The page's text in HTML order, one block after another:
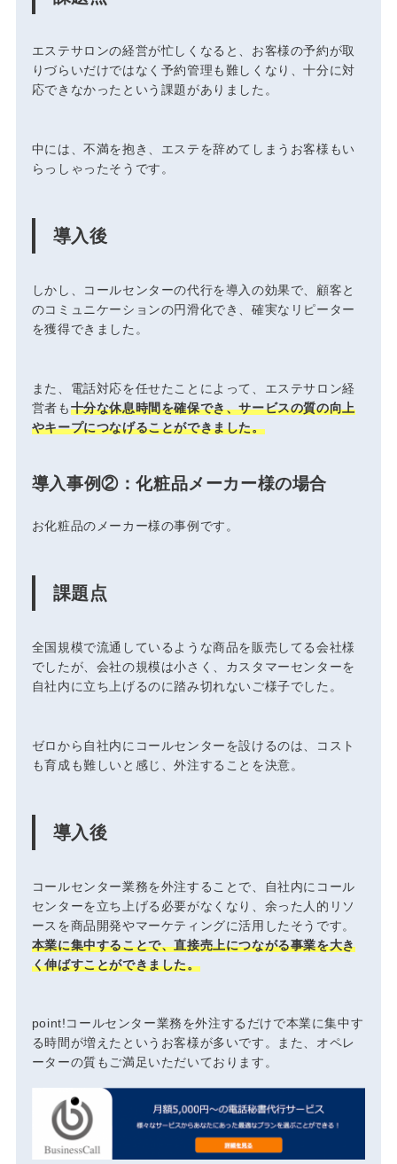
エステサロンの経営が忙しくなると、お客様の予約が取
りづらいだけではなく予約管理も難しくなり、十分に対
応できなかったという課題がありました。
中には、不満を抱き、エステを辞めてしまうお客様もい
らっしゃったそうです。
導入後
しかし、コールセンターの代行を導入の効果で、顧客と
のコミュニケーションの円滑化でき、確実なリピーター
を獲得できました。
また、電話対応を任せたことによって、エステサロン経
営者も十分な休息時間を確保でき、サービスの質の向上
やキープにつなげることができました。
導入事例②：化粧品メーカー様の場合
お化粧品のメーカー様の事例です。
課題点
全国規模で流通しているような商品を販売してる会社様
でしたが、会社の規模は小さく、カスタマーセンターを
自社内に立ち上げるのに踏み切れないご様子でした。
ゼロから自社内にコールセンターを設けるのは、コスト
も育成も難しいと感じ、外注することを決意。
導入後
コールセンター業務を外注することで、自社内にコール
センターを立ち上げる必要がなくなり、余った人的リソ
ースを商品開発やマーケティングに活用したそうです。
本業に集中することで、直接売上につながる事業を大き
く伸ばすことができました。
point!コールセンター業務を外注するだけで本業に集中す
る時間が増えたというお客様が多いです。また、オペレ
ーターの質もご満足いただいております。